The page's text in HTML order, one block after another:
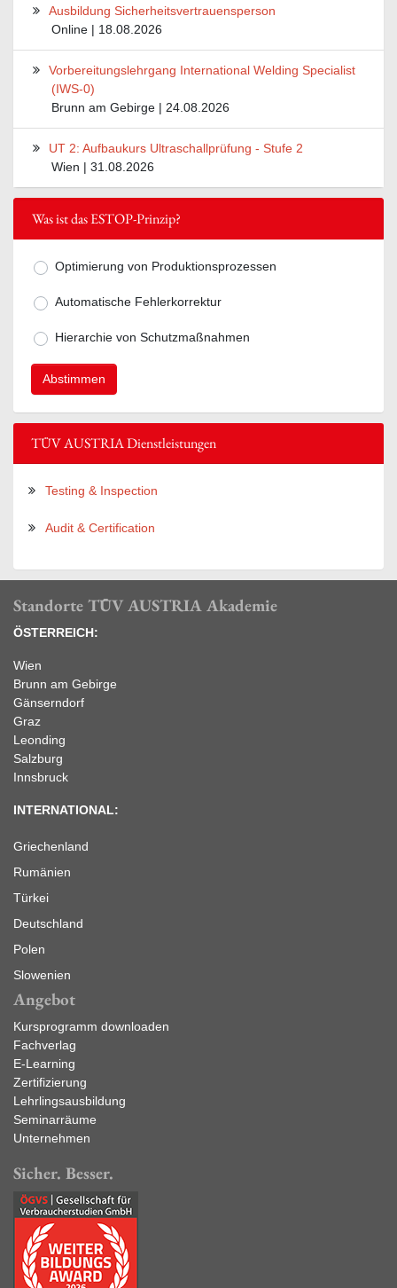
Ausbildung Sicherheitsvertrauensperson
Online | 18.08.2026
Vorbereitungslehrgang International Welding Specialist
(IWS-0)
Brunn am Gebirge | 24.08.2026
UT 2: Aufbaukurs Ultraschallprüfung - Stufe 2
Wien | 31.08.2026
Was ist das ESTOP-Prinzip?
Mögliche Antworten zur Frage Was
Optimierung von Produktionsprozessen
Automatische Fehlerkorrektur
Hierarchie von Schutzmaßnahmen
TÜV AUSTRIA Dienstleistungen
Testing & Inspection
Audit & Certification
Standorte TÜV AUSTRIA Akademie
ÖSTERREICH:
Wien
Brunn am Gebirge
Gänserndorf
Graz
Leonding
Salzburg
Innsbruck
INTERNATIONAL:
Griechenland
Rumänien
Türkei
Deutschland
Polen
Slowenien
Angebot
Kursprogramm downloaden
Fachverlag
E-Learning
Zertifizierung
Lehrlingsausbildung
Seminarräume
Unternehmen
Sicher. Besser.